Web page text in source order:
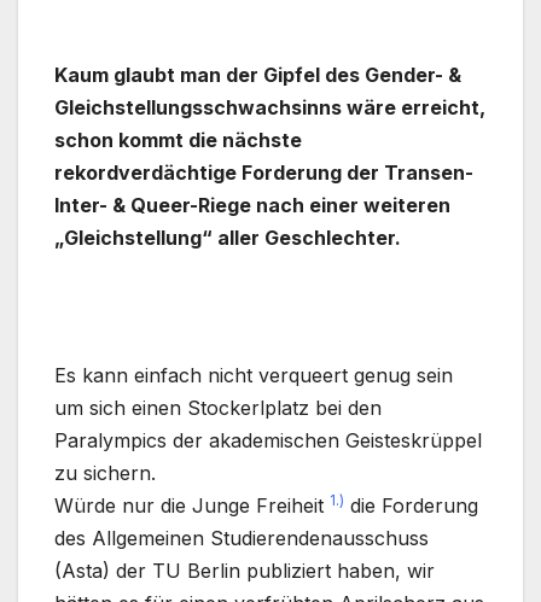
Kaum glaubt man der Gipfel des Gender- &
Gleichstellungsschwachsinns wäre erreicht,
schon kommt die nächste
rekordverdächtige Forderung der Transen-
Inter- & Queer-Riege nach einer weiteren
„Gleichstellung“ aller Geschlechter.
Es kann einfach nicht verqueert genug sein
um sich einen Stockerlplatz bei den
Paralympics der akademischen Geisteskrüppel
zu sichern.
Würde nur die Junge Freiheit 1.) die Forderung
des Allgemeinen Studierendenausschuss
(Asta) der TU Berlin publiziert haben, wir